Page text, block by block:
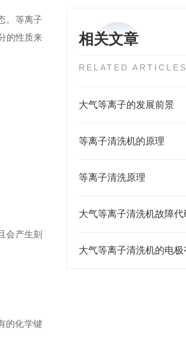
相关文章
RELATED ARTICLES
大气等离子的发展前景
等离子清洗机的原理
等离子清洗原理
。等离子
的性质来
会产生刻
的化学键